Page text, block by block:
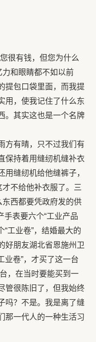
很有钱，但您为什么
力和眼睛都不如以前
提包口袋里面，而我提
用，使我记住了什么东
。其实这也是一个名牌
方有晴，只不过我们有
保持着用缝纫机缝补衣
缝纫机给他缝裤子，
不给他补衣服了。三
东西都要凭政府发的供
手表要六个“工业产品
工业卷”，结婚最大的
好朋友湖北省恩施州卫
业卷”，才买了这一台
，在当时要能买到一
管很陈旧了，但我始终
吗？不是。我是离了缝
那一代人的一种生活习